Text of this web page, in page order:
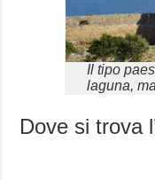
Il tipo
laguna,
Dove si trova